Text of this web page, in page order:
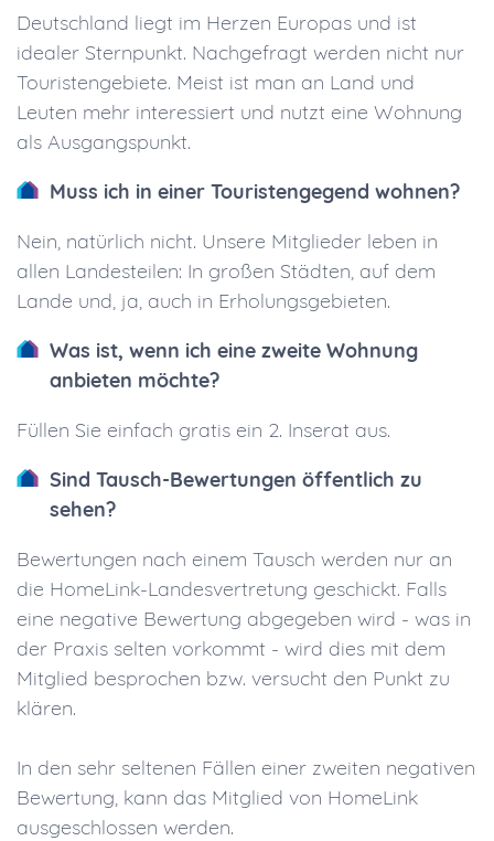
Deutschland liegt im Herzen Europas und ist
idealer Sternpunkt. Nachgefragt werden nicht nur
Touristengebiete. Meist ist man an Land und
Leuten mehr interessiert und nutzt eine Wohnung
als Ausgangspunkt.
Muss ich in einer Touristengegend wohnen?
Nein, natürlich nicht. Unsere Mitglieder leben in
allen Landesteilen: In großen Städten, auf dem
Lande und, ja, auch in Erholungsgebieten.
Was ist, wenn ich eine zweite Wohnung
anbieten möchte?
Füllen Sie einfach gratis ein 2. Inserat aus.
Sind Tausch-Bewertungen öffentlich zu
sehen?
Bewertungen nach einem Tausch werden nur an
die HomeLink-Landesvertretung geschickt. Falls
eine negative Bewertung abgegeben wird - was in
der Praxis selten vorkommt - wird dies mit dem
Mitglied besprochen bzw. versucht den Punkt zu
klären.
In den sehr seltenen Fällen einer zweiten negativen
Bewertung, kann das Mitglied von HomeLink
ausgeschlossen werden.